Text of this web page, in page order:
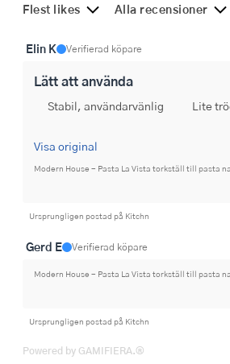
Flest likes Alla recensioner
Elin K Verifierad köpare
Lätt att använda
Stabil, användarvänlig Lite
Visa original
Modern House - Pasta La Vista torkställ till pasta
Ursprungligen postad på Kitchn
Gerd E Verifierad köpare
Modern House - Pasta La Vista torkställ till pasta
Ursprungligen postad på Kitchn
Powered by GAMIFIERA.®